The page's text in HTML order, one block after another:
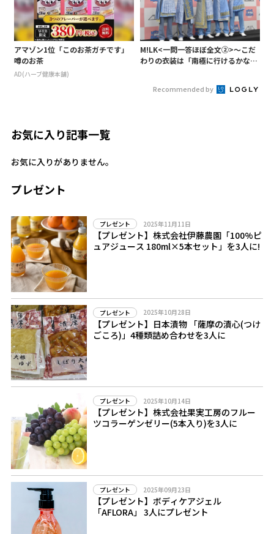
アマゾン1位「このお茶ガチです」
噂のお茶
AD(ハーブ健康本舗)
M!LK<一問一答ほぼ全文②>～こだ
わりの衣装は「南極に行けるかなと
Recommended by
お気に入り記事一覧
お気に入りがありません。
プレゼント
プレゼント 2025年11月11日
【プレゼント】株式会社伊藤農園「100%ピ
ュアジュース 180ml×5本セット」を3人に!
プレゼント 2025年10月28日
【プレゼント】日本漬物 「薩摩の漬心(つけ
ごころ)」4種類詰め合わせを3人に
プレゼント 2025年10月14日
【プレゼント】株式会社果実工房のフルー
ツコラーゲンゼリー(5本入り)を3人に
プレゼント 2025年09月23日
【プレゼント】ボディケアジェル
「AFLORA」 3人にプレゼント